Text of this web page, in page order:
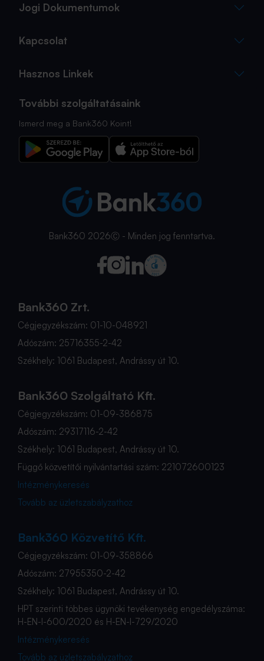
Jogi Dokumentumok
Kapcsolat
Hasznos Linkek
További szolgáltatásaink
Ismerd meg a Bank360 Koint!
Bank360 2026Ⓒ - Minden jog fenntartva.
Bank360 Zrt.
Cégjegyzékszám: 01-10-048921
Adószám: 25716355-2-42
Székhely: 1061 Budapest, Andrássy út 10.
Bank360 Szolgáltató Kft.
Cégjegyzékszám: 01-09-386875
Adószám: 29317116-2-42
Székhely: 1061 Budapest, Andrássy út 10.
Függő közvetítői nyilvántartási szám: 221072600123
Intézménykeresés
Tovább az üzletszabályzathoz
Bank360 Közvetítő Kft.
Cégjegyzékszám: 01-09-358866
Adószám: 27955350-2-42
Székhely: 1061 Budapest, Andrássy út 10.
HPT szerinti többes ügynöki tevékenység engedélyszáma:
H-EN-I-600/2020 és H-EN-I-729/2020
Intézménykeresés
Tovább az üzletszabályzathoz